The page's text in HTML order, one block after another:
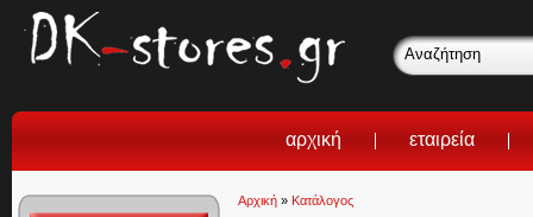
αρχική εταιρεία
Αρχική » Κατάλογος